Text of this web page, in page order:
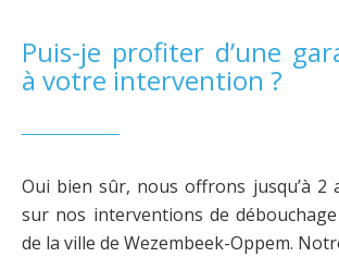
Puis-je profiter d’une
à votre intervention ?
Oui bien sûr, nous offrons jusqu’à 2
sur nos interventions de
de la ville de Wezembeek-Oppem.